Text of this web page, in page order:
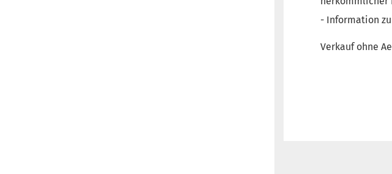
- Information
Verkauf ohne